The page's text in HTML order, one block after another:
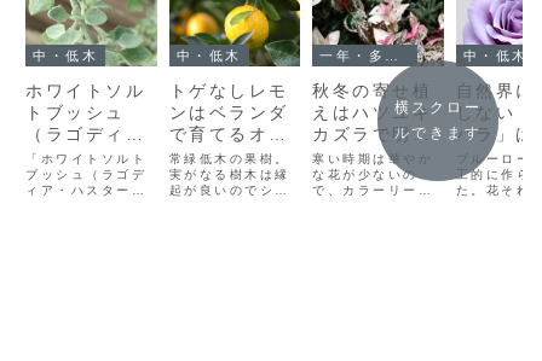
中・低木
ホワイトソル
トブッシュ
（ラゴディア
ハスタータ）
の白葉が際立
つカラーリー
「ホワイトソルト
ブッシュ（ラゴデ
ィア・ハスター
中・低木
トゲなしレモ
ンはベランダ
で育てるオス
スメ果樹！皮
ごと味わう贅
沢を
常緑低木の果樹。
実がなる樹木は縁
起が良いのでシン
秋冬の寄せ植
えはハツユキ
カズラで明る
く！寒さに強
く美しい植え
方5つ
寒い時期は華やか
な花が少ないの
で、カラーリーフ
中・低木
自然界に
しない「
バラ」は
入れられ
か
ブルーロー
工的に作ら
た。花それ
横スクロー
ルできます